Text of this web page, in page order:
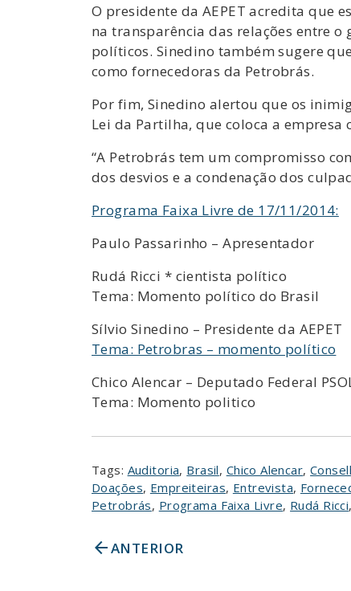
O presidente da AEPET acredita que
na transparência das relações entre
políticos. Sinedino também sugere
como fornecedoras da Petrobrás.
Por fim, Sinedino alertou que os
Lei da Partilha, que coloca a
“A Petrobrás tem um compromisso
dos desvios e a condenação dos
Programa Faixa Livre de 17/11/2014:
Paulo Passarinho – Apresentador
Rudá Ricci * cientista político
Tema: Momento político do Brasil
Sílvio Sinedino – Presidente da AEPET
Tema: Petrobras – momento político
Chico Alencar – Deputado Federal
Tema: Momento politico
Tags: Auditoria, Brasil, Chico Alencar,
Doações, Empreiteiras, Entrevista,
Petrobrás, Programa Faixa Livre, Rudá Ricci
arrow_backANTERIOR